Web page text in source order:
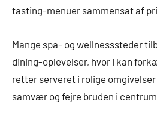
tasting-menuer sammensat af
Mange spa- og wellnesssteder
dining-oplevelser, hvor I kan
retter serveret i rolige
samvær og fejre bruden i